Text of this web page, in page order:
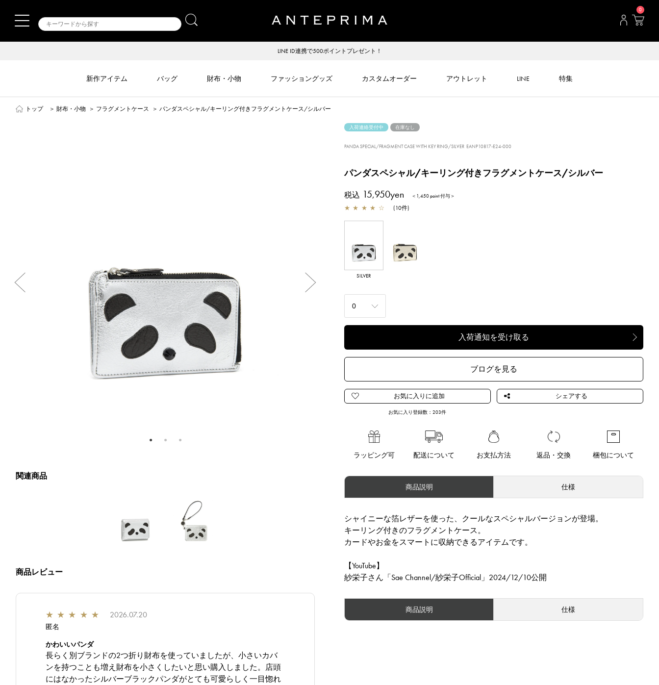
0
LINE ID連携で500ポイントプレゼント！
新作アイテム バッグ 財布・小物 ファッショングッズ カスタムオーダー アウトレット LINE 特集
トップ ＞ 財布・小物 ＞ フラグメントケース ＞ パンダスペシャル/キーリング付きフラグメントケース/シルバー
関連商品
商品レビュー
★ ★ ★ ★ ★ 2026.07.20
匿名
かわいいパンダ
長らく別ブランドの2つ折り財布を使っていましたが、小さいカバ
ンを持つことも増え財布を小さくしたいと思い購入しました。店頭
にはなかったシルバーブラックパンダがとても可愛らしく一目惚れ
入荷連絡受付中 在庫なし
PANDA SPECIAL/FRAGMENT CASE WITH KEY RING/SILVER EANP10817-E24-000
パンダスペシャル/キーリング付きフラグメントケース/シルバー
税込 15,950yen ＜1,450 point 付与＞
★ ★ ★ ★ ☆ (10件)
SILVER
ブログを見る
お気に入り登録数：203件
ラッピング可 配送について お支払方法 返品・交換 梱包について
商品説明 仕様
シャイニーな箔レザーを使った、クールなスペシャルバージョンが登場。
キーリング付きのフラグメントケース。
カードやお金をスマートに収納できるアイテムです。
【YouTube】
紗栄子さん「Sae Channel/紗栄子Official」2024/12/10公開
商品説明 仕様